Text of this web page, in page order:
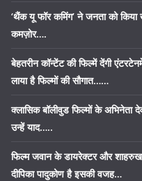
‘थैंक यू फॉर कमिंग’ ने जनता को
कमज़ोर….
बेहतरीन कॉन्टेंट की फिल्में देंगी
लाया है फिल्मों की सौगात……
क्लासिक बॉलीवुड फिल्मों के
उन्हें याद…..
फिल्म जवान के डायरेक्टर और
दीपिका पादुकोण है इसकी वजह…